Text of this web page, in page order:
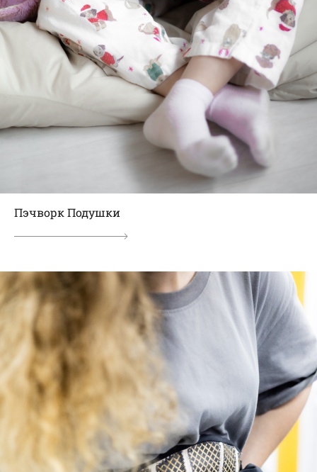
Пэчворк Подушки